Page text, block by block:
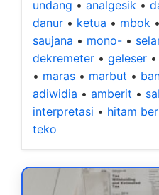
undang • analgesik •
danur • ketua • mbok •
saujana • mono- •
dekremeter • geleser •
• maras • marbut •
adiwidia • amberit •
interpretasi • hitam
teko